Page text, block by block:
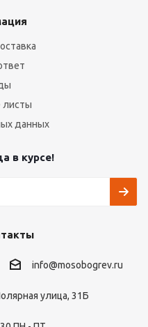
листы
данных
в курсе!
info@mosobogrev.ru
улица, 31Б